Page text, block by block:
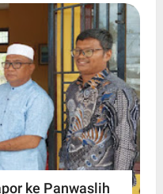
ke Panwaslih